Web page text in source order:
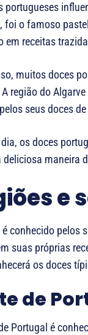
portugueses
foi o famoso
em receitas
muitos doces
região do
seus doces
os doces
deliciosa maneira
e
conhecido pelos
suas próprias
os doces
de
Portugal é